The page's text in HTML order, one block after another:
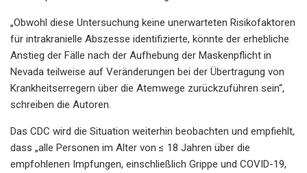
„Obwohl diese Untersuchung keine unerwarteten Risikofaktoren
für intrakranielle Abszesse identifizierte, könnte der erhebliche
Anstieg der Fälle nach der Aufhebung der Maskenpflicht in
Nevada teilweise auf Veränderungen bei der Übertragung von
Krankheitserregern über die Atemwege zurückzuführen sein“,
schreiben die Autoren.
Das CDC wird die Situation weiterhin beobachten und empfiehlt,
dass „alle Personen im Alter von ≤ 18 Jahren über die
empfohlenen Impfungen, einschließlich Grippe und COVID-19,